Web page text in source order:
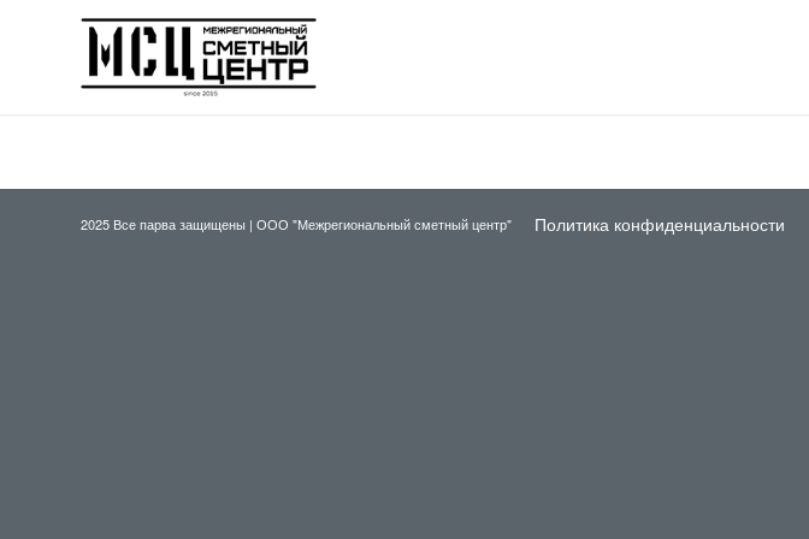
2025 Все парва защищены | ООО "Межрегиональный сметный центр" Политика конфиденциальности